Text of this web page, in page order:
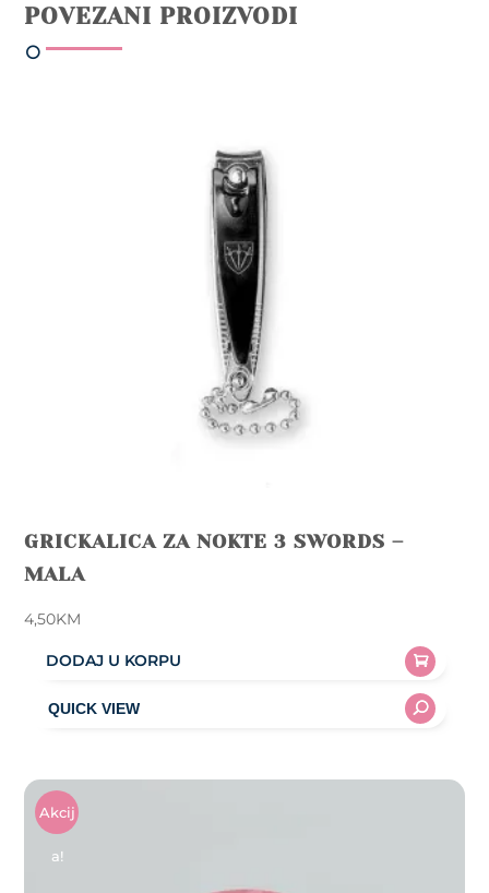
POVEZANI PROIZVODI
GRICKALICA ZA NOKTE 3 SWORDS –
MALA
4,50KM
DODAJ U KORPU
Akcij
A!